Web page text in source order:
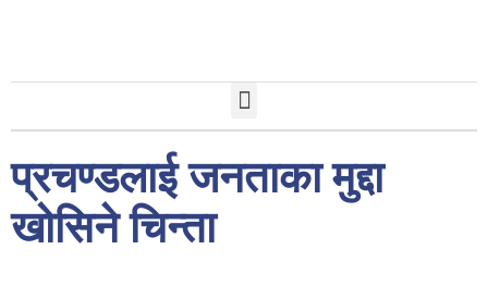
प्रचण्डलाई जनताका मुद्दा
खोसिने चिन्ता